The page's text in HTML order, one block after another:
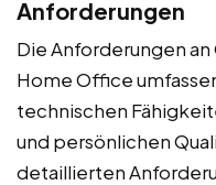
Anforderungen
Die Anforderungen
Home Office
technischen
und persönlichen
detaillierten